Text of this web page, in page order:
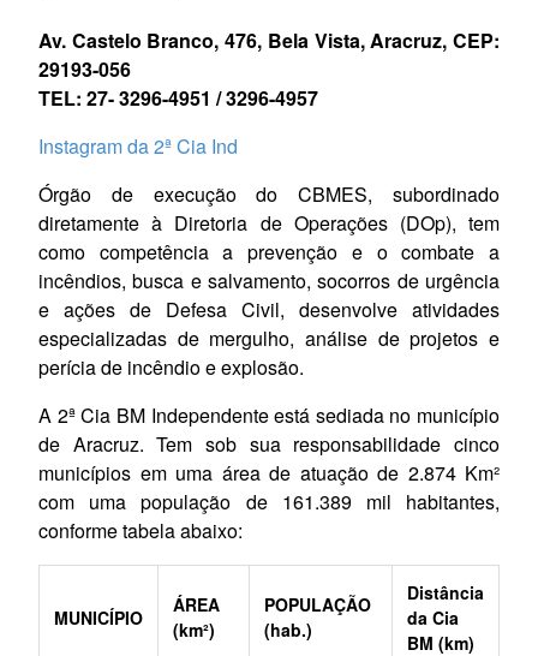
Av. Castelo Branco, 476, Bela Vista, Aracruz, CEP:
29193-056
TEL: 27-3296-4951 / 3296-4957
Instagram da 2ª Cia Ind
Órgão de execução do CBMES, subordinado
diretamente à Diretoria de Operações (DOp), tem
como competência a prevenção e o combate a
incêndios, busca e salvamento, socorros de urgência
e ações de Defesa Civil, desenvolve atividades
especializadas de mergulho, análise de projetos e
perícia de incêndio e explosão.
A 2ª Cia BM Independente está sediada no município
de Aracruz. Tem sob sua responsabilidade cinco
municípios em uma área de atuação de 2.874 Km²
com uma população de 161.389 mil habitantes,
conforme tabela abaixo:
MUNICÍPIO
ÁREA
(km²)
POPULAÇÃO
(hab.)
Distância
da Cia
BM (km)